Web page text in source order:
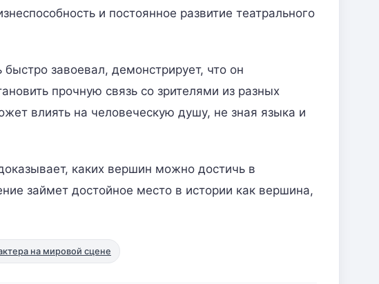
и постоянное развитие театрального
завоевал, демонстрирует, что он
прочную связь со зрителями из разных
влиять на человеческую душу, не зная языка и
каких вершин можно достичь в
займет достойное место в истории как вершина,
на мировой сцене